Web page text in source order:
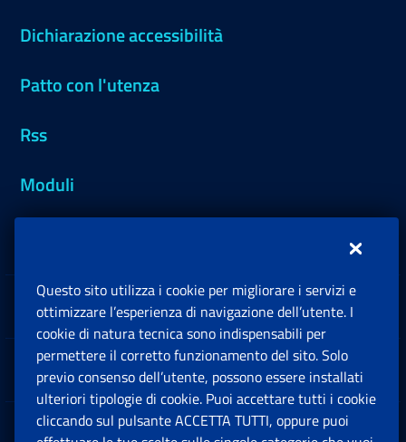
Dichiarazione accessibilità
Patto con l'utenza
Rss
Moduli
Sedi e Contatti
Software
Note Legali
Questo sito utilizza i cookie per migliorare i servizi e
ottimizzare l’esperienza di navigazione dell’utente. I
cookie di natura tecnica sono indispensabili per
permettere il corretto funzionamento del sito. Solo
previo consenso dell’utente, possono essere installati
ulteriori tipologie di cookie. Puoi accettare tutti i cookie
cliccando sul pulsante ACCETTA TUTTI, oppure puoi